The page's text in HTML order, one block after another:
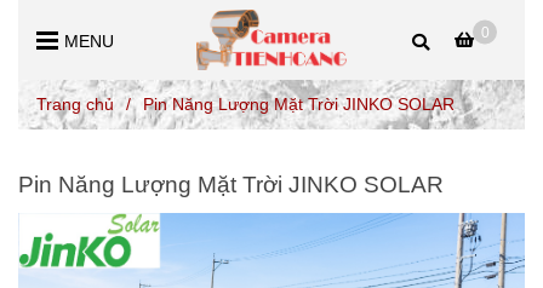
0
MENU
Trang chủ / Pin Năng Lượng Mặt Trời JINKO SOLAR
Pin Năng Lượng Mặt Trời JINKO SOLAR